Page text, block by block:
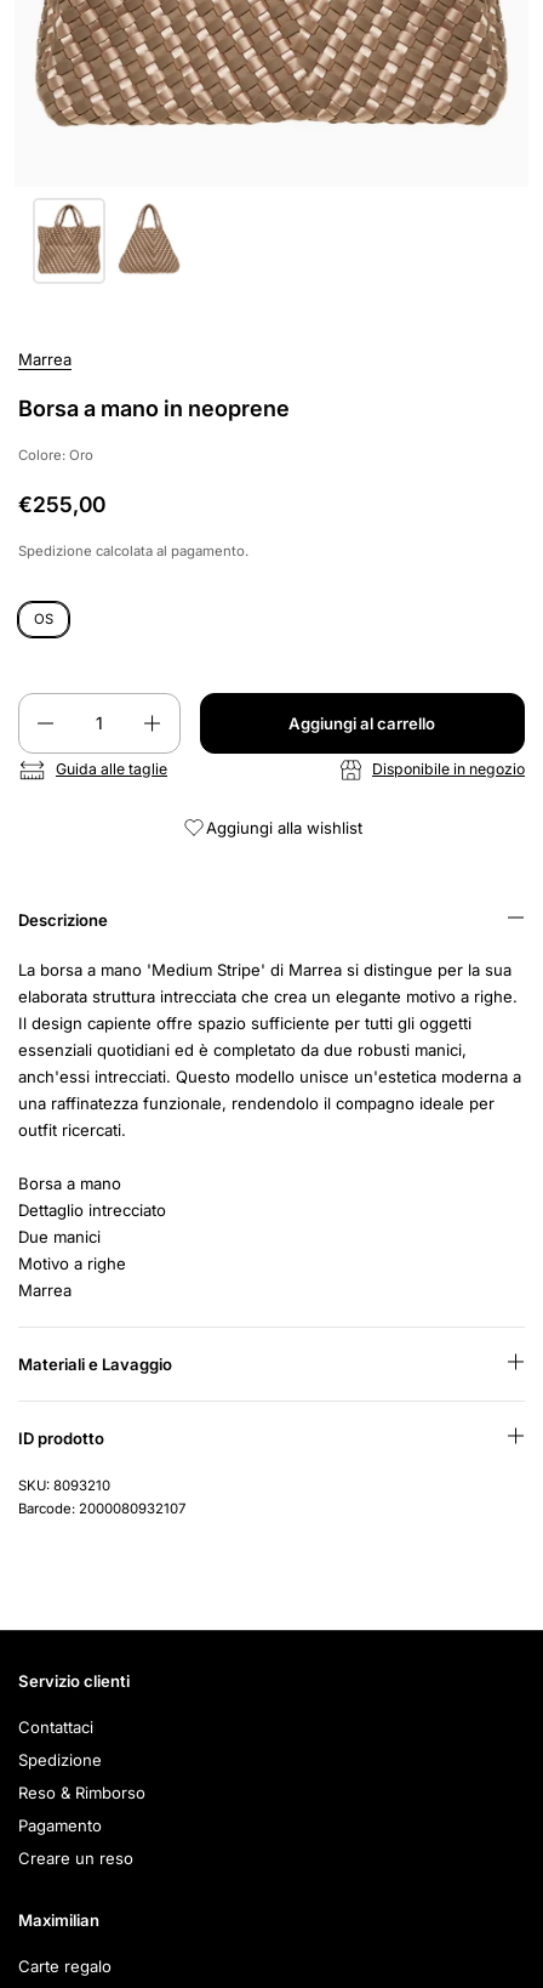
Marrea
Borsa a mano in neoprene
Colore: Oro
€255,00
Spedizione calcolata al pagamento.
OS
Quantità
Aggiungi al carrello
Guida alle taglie Disponibile in negozio
Aggiungi alla wishlist
Descrizione
La borsa a mano 'Medium Stripe' di Marrea si distingue per la sua
elaborata struttura intrecciata che crea un elegante motivo a righe.
Il design capiente offre spazio sufficiente per tutti gli oggetti
essenziali quotidiani ed è completato da due robusti manici,
anch'essi intrecciati. Questo modello unisce un'estetica moderna a
una raffinatezza funzionale, rendendolo il compagno ideale per
outfit ricercati.
Borsa a mano
Dettaglio intrecciato
Due manici
Motivo a righe
Marrea
Materiali e Lavaggio
ID prodotto
SKU: 8093210
Barcode: 2000080932107
Servizio clienti
Contattaci
Spedizione
Reso & Rimborso
Pagamento
Creare un reso
Maximilian
Carte regalo